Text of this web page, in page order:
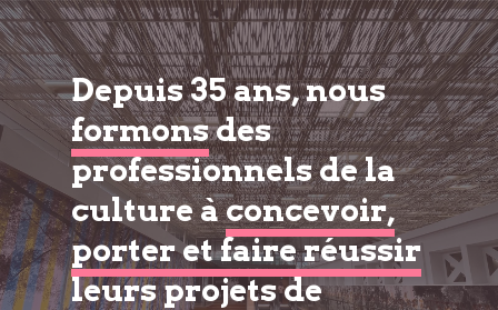
Depuis 35 ans, nous
formonsdes
professionnels de la
culture àconcevoir,
porter et faire réussir
leurs projets de